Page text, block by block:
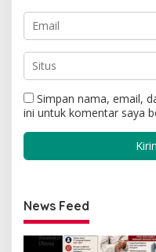
Simpan nama, email,
ini untuk komentar saya
News Feed